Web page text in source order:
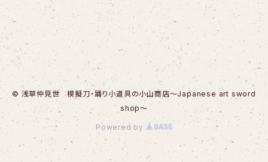
© 浅草仲見世 模擬刀・踊り小道具の小山商店～Japanese art sword
shop～
Powered by